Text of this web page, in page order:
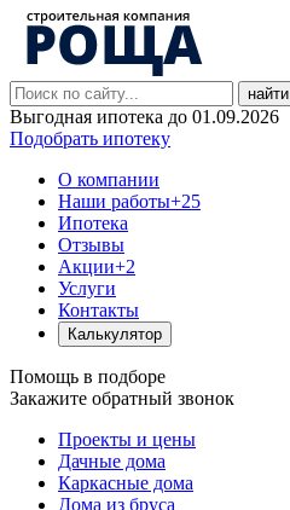
найти
Выгодная ипотека до 01.09.2026
Подобрать ипотеку
О компании
Наши работы+25
Ипотека
Отзывы
Акции+2
Услуги
Контакты
Калькулятор
Помощь в подборе
Закажите обратный звонок
Проекты и цены
Дачные дома
Каркасные дома
Дома из бруса